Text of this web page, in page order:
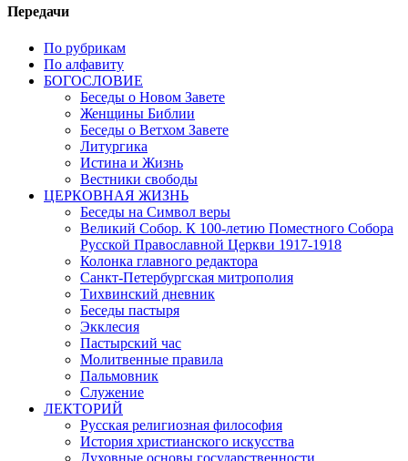
Передачи
По рубрикам
По алфавиту
БОГОСЛОВИЕ
Беседы о Новом Завете
Женщины Библии
Беседы о Ветхом Завете
Литургика
Истина и Жизнь
Вестники свободы
ЦЕРКОВНАЯ ЖИЗНЬ
Беседы на Символ веры
Великий Собор. К 100-летию Поместного Собора
Русской Православной Церкви 1917-1918
Колонка главного редактора
Санкт-Петербургская митрополия
Тихвинский дневник
Беседы пастыря
Экклесия
Пастырский час
Молитвенные правила
Пальмовник
Служение
ЛЕКТОРИЙ
Русская религиозная философия
История христианского искусства
Духовные основы государственности